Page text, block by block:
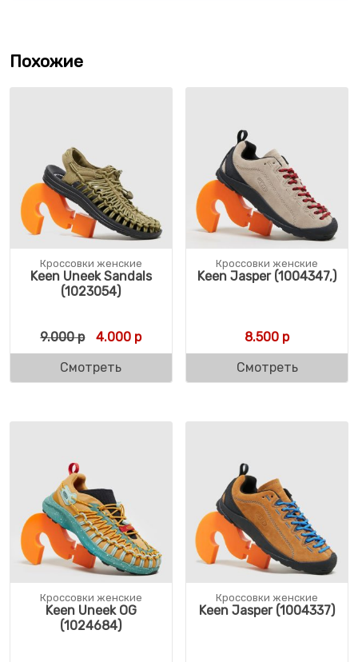
Похожие
Кроссовки женские
Keen Uneek Sandals
(1023054)
9.000р Первоначальная цена составляла 9.000
4.000 рТекущая цена: 4.000 р.
Смотреть
Кроссовки женские
Keen Jasper (1004347,)
8.500 р
Смотреть
Кроссовки женские
Keen Uneek OG
(1024684)
Кроссовки женские
Keen Jasper (1004337)